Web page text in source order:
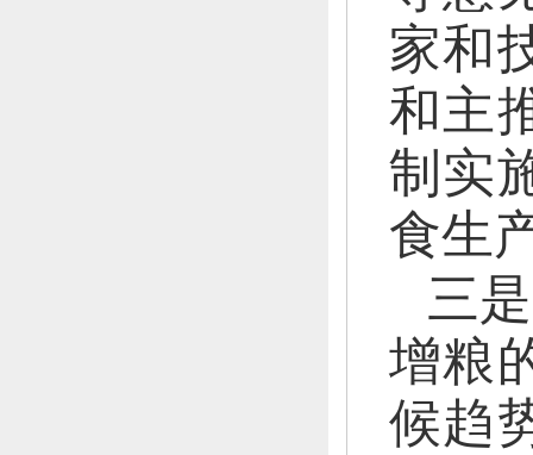
家和
和主
制实
食生
三
增粮
候趋